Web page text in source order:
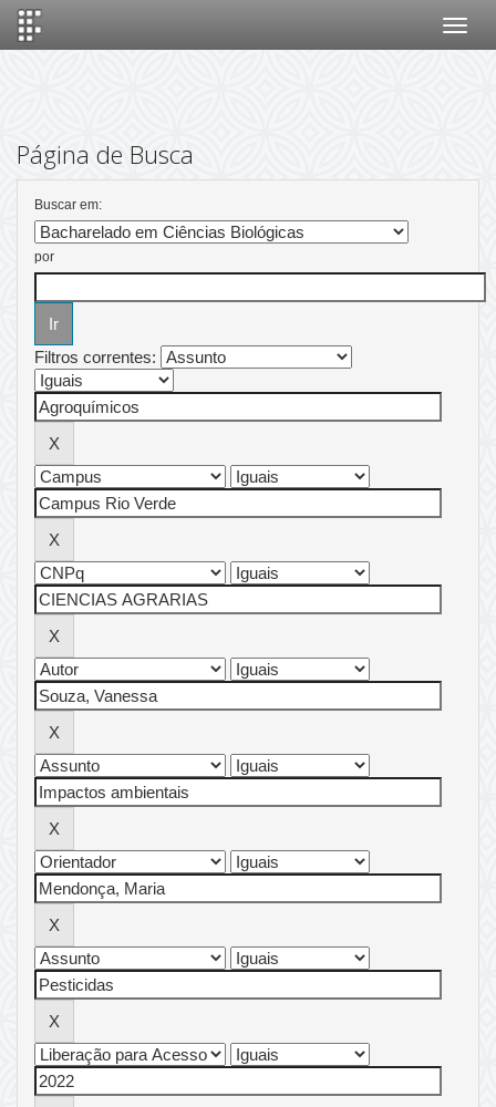
Página de Busca
Buscar em:
por
Filtros correntes: